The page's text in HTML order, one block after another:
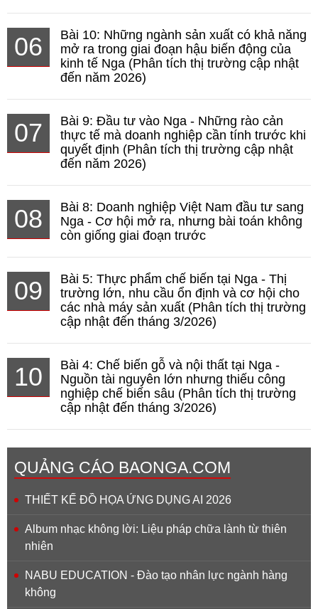
06
Bài 10: Những ngành sản xuất có khả năng
mở ra trong giai đoạn hậu biến động của
kinh tế Nga (Phân tích thị trường cập nhật
đến năm 2026)
07
Bài 9: Đầu tư vào Nga - Những rào cản
thực tế mà doanh nghiệp cần tính trước khi
quyết định (Phân tích thị trường cập nhật
đến năm 2026)
08
Bài 8: Doanh nghiệp Việt Nam đầu tư sang
Nga - Cơ hội mở ra, nhưng bài toán không
còn giống giai đoạn trước
09
Bài 5: Thực phẩm chế biến tại Nga - Thị
trường lớn, nhu cầu ổn định và cơ hội cho
các nhà máy sản xuất (Phân tích thị trường
cập nhật đến tháng 3/2026)
10
Bài 4: Chế biến gỗ và nội thất tại Nga -
Nguồn tài nguyên lớn nhưng thiếu công
nghiệp chế biến sâu (Phân tích thị trường
cập nhật đến tháng 3/2026)
QUẢNG CÁO BAONGA.COM
THIẾT KẾ ĐỒ HỌA ỨNG DỤNG AI 2026
Album nhạc không lời: Liệu pháp chữa lành từ thiên
nhiên
NABU EDUCATION - Đào tạo nhân lực ngành hàng
không